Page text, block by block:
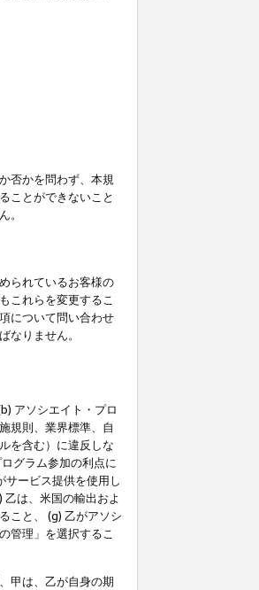
否かを問わず、本規
ことができないこと
。
られているお客様の
これらを変更するこ
について問い合わせ
なりません。
アソシエイト・プロ
規則、業界標準、自
を含む）に違反しな
グラム参加の利点に
サービス提供を使用し
は、米国の輸出およ
こと、 (g) 乙がアソシ
管理」を選択するこ
甲は、乙が自身の期